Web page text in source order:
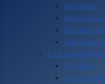
Horaires
Annonces
Le Conseil
Vos Élus